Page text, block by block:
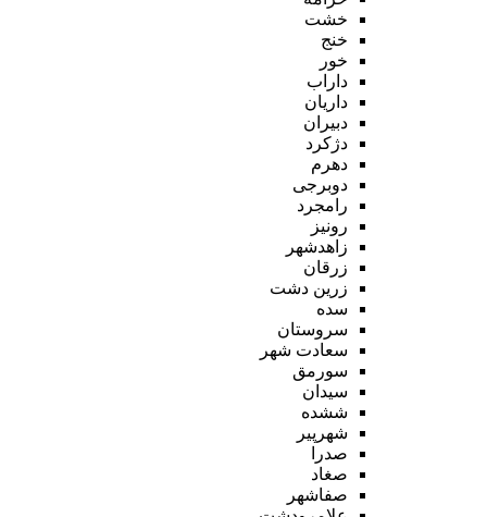
خشت
خنج
خور
داراب
داریان
دبیران
دژکرد
دهرم
دوبرجی
رامجرد
رونیز
زاهدشهر
زرقان
زرین دشت
سده
سروستان
سعادت شهر
سورمق
سیدان
ششده
شهرپیر
صدرا
صغاد
صفاشهر